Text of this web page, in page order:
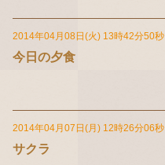
2014年04月08日(火) 13時42分50秒
今日の夕食
2014年04月07日(月) 12時26分06秒
サクラ